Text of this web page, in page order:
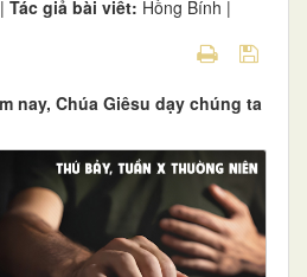
| Tác giả bài viết: Hồng Bính |
nay, Chúa Giêsu dạy chúng ta